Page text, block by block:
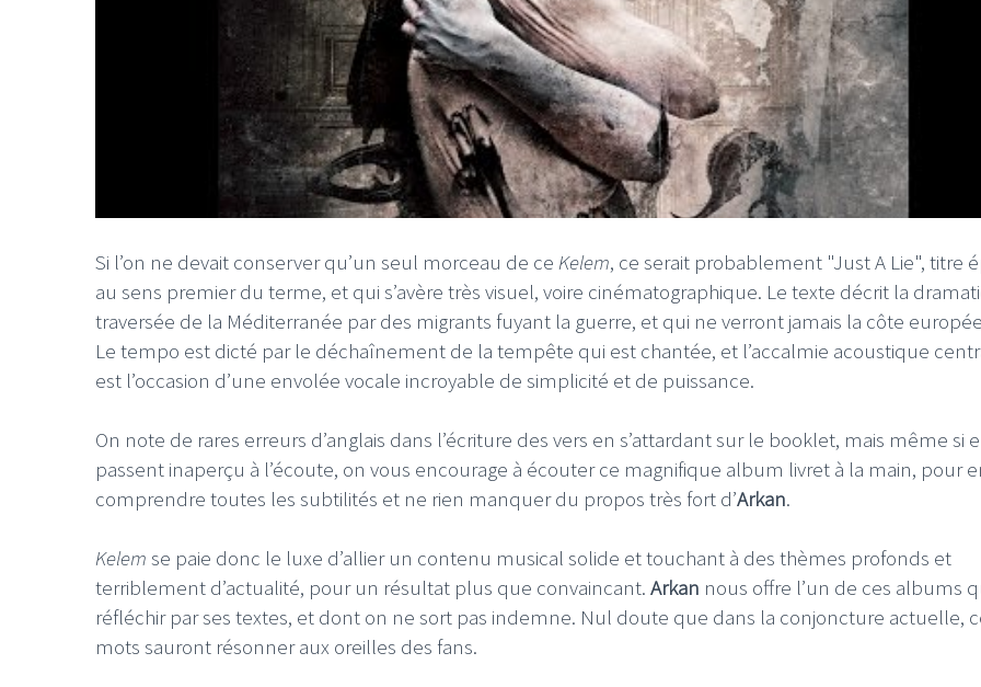
Si l’on ne devait conserver qu’un seul morceau de ce Kelem, ce serait probablement "Just A Lie", titre
au sens premier du terme, et qui s’avère très visuel, voire cinématographique. Le texte décrit la
traversée de la Méditerranée par des migrants fuyant la guerre, et qui ne verront jamais la côte
Le tempo est dicté par le déchaînement de la tempête qui est chantée, et l’accalmie acoustique
est l’occasion d’une envolée vocale incroyable de simplicité et de puissance.
On note de rares erreurs d’anglais dans l’écriture des vers en s’attardant sur le booklet, mais même si
passent inaperçu à l’écoute, on vous encourage à écouter ce magnifique album livret à la main, pour
comprendre toutes les subtilités et ne rien manquer du propos très fort d’Arkan.
Kelem se paie donc le luxe d’allier un contenu musical solide et touchant à des thèmes profonds et
terriblement d’actualité, pour un résultat plus que convaincant. Arkan nous offre l’un de ces albums
réfléchir par ses textes, et dont on ne sort pas indemne. Nul doute que dans la conjoncture actuelle,
mots sauront résonner aux oreilles des fans.